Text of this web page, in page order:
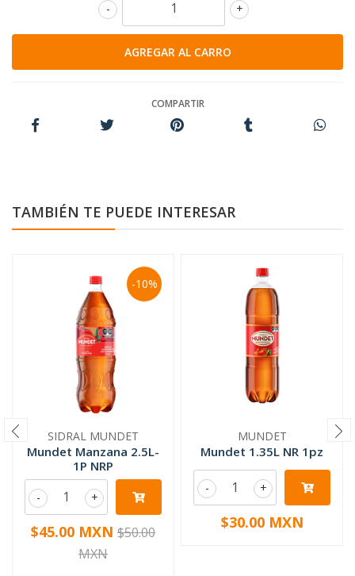
+
-
COMPARTIR
TAMBIÉN TE PUEDE INTERESAR
-10%
SIDRAL MUNDET
Mundet Manzana 2.5L-
1P NRP
+
-
$45.00 MXN $50.00
MXN
MUNDET
Mundet 1.35L NR 1pz
+
-
$30.00 MXN